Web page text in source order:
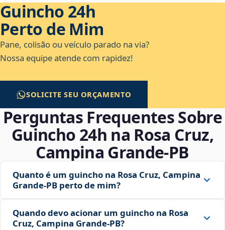
Guincho 24h
Perto de Mim
Pane, colisão ou veículo parado na via?
Nossa equipe atende com rapidez!
SOLICITE SEU ORÇAMENTO
Perguntas Frequentes Sobre
Guincho 24h na Rosa Cruz,
Campina Grande‑PB
Quanto é um guincho na Rosa Cruz, Campina
Grande‑PB perto de mim?
Quando devo acionar um guincho na Rosa
Cruz, Campina Grande‑PB?